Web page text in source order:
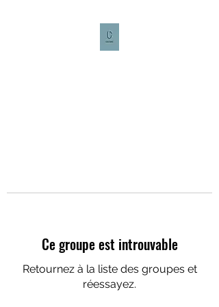
Ce groupe est introuvable
Retournez à la liste des groupes et
réessayez.